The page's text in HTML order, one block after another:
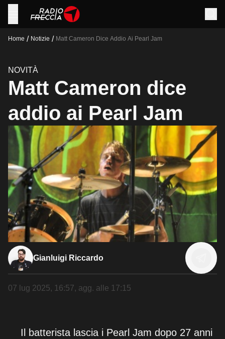
Home / Notizie / Matt Cameron Dice Addio Ai Pearl Jam
NOVITÀ
Matt Cameron dice
addio ai Pearl Jam
Gianluigi Riccardo
07 lug 2025, 16:57, agg. alle 17:15
Il batterista lascia i Pearl Jam dopo 27 anni